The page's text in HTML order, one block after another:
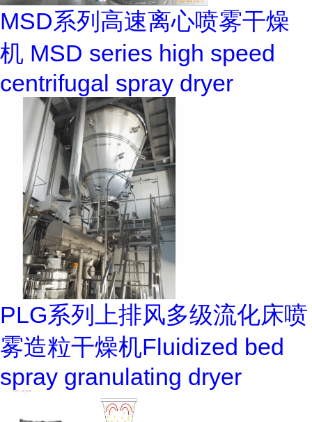
MSD系列高速离心喷雾干燥
机 MSD series high speed
centrifugal spray dryer
PLG系列上排风多级流化床喷
雾造粒干燥机Fluidized bed
spray granulating dryer